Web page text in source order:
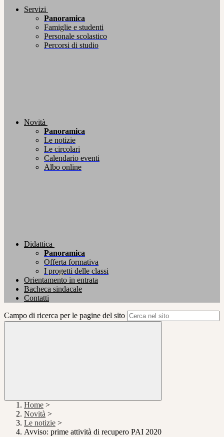
Servizi
Panoramica
Famiglie e studenti
Personale scolastico
Percorsi di studio
Novità
Panoramica
Le notizie
Le circolari
Calendario eventi
Albo online
Didattica
Panoramica
Offerta formativa
I progetti delle classi
Orientamento in entrata
Bacheca sindacale
Contatti
Campo di ricerca per le pagine del sito
Home >
Novità >
Le notizie >
Avviso: prime attività di recupero PAI 2020